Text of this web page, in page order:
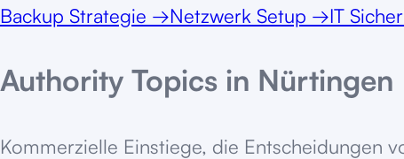
Backup Strategie →Netzwerk Setup →IT
Authority Topics in Nürtingen
Kommerzielle Einstiege, die Entscheidungen